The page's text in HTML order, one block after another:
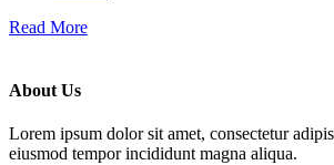
Read More
About Us
Lorem ipsum dolor sit amet, consectetur
eiusmod tempor incididunt magna aliqua.